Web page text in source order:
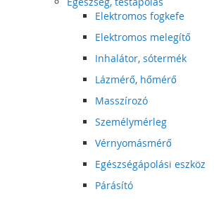
Elektromos fogkefe
Elektromos melegítő
Inhalátor, sótermék
Lázmérő, hőmérő
Masszírozó
Személymérleg
Vérnyomásmérő
Egészségápolási eszköz
Párásító